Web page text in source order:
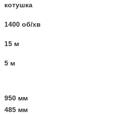
котушка
1400 об/хв
15 м
5 м
950 мм
485 мм